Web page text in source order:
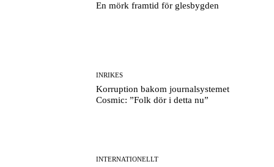
En mörk framtid för glesbygden
INRIKES
Korruption bakom journalsystemet
Cosmic: ”Folk dör i detta nu”
INTERNATIONELLT